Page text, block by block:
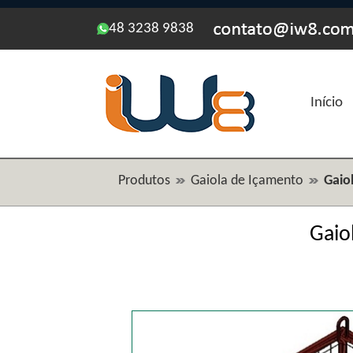
48 3238 9838
Início
Produtos Gaiola de Içamento